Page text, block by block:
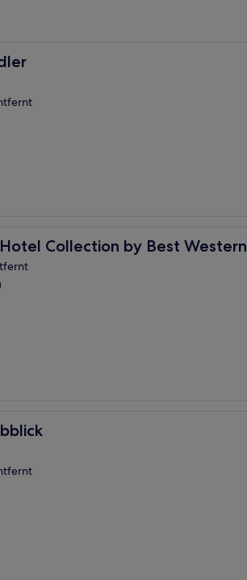
Collection by Best Western
by Best Western